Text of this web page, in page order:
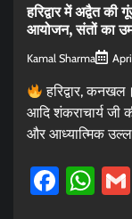
हरिद्वार में अद्वैत
आयोजन, संतों का
Kamal Sharma
हरिद्वार,
आदि शंकराचार्य जी
और आध्यात्मिक